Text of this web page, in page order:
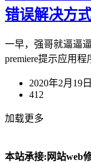
错误解决方
一早，强哥就逼逼
premiere提示应用程
2020年2月19
412
加载更多
本站承接:网站web